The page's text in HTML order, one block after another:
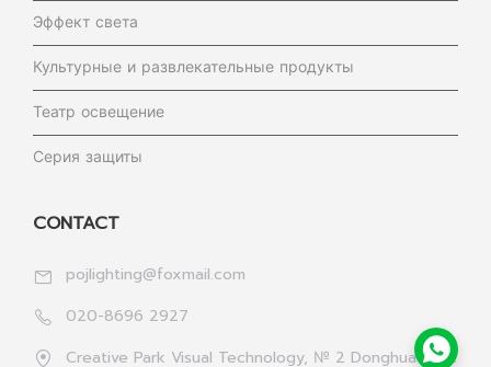
Эффект света
Культурные и развлекательные продукты
Театр освещение
Серия защиты
CONTACT
pojlighting@foxmail.com
020-8696 2927
Creative Park Visual Technology, № 2 Donghua 1st R